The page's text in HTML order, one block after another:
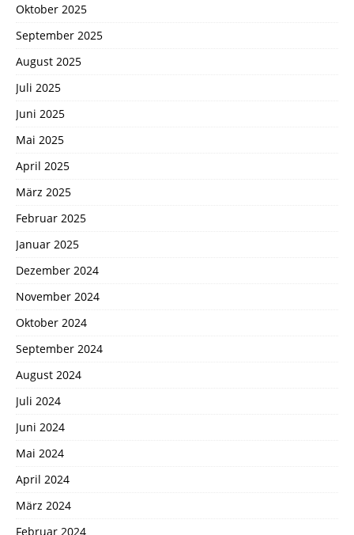
Oktober 2025
September 2025
August 2025
Juli 2025
Juni 2025
Mai 2025
April 2025
März 2025
Februar 2025
Januar 2025
Dezember 2024
November 2024
Oktober 2024
September 2024
August 2024
Juli 2024
Juni 2024
Mai 2024
April 2024
März 2024
Februar 2024